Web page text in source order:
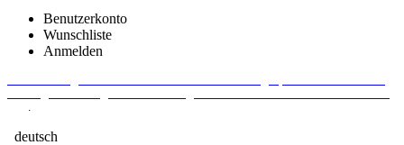
Benutzerkonto
Wunschliste
Anmelden
.
deutsch